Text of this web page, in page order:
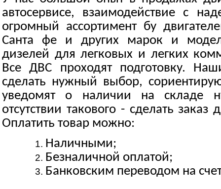
автосервисе, взаимодействие с
огромный ассортимент бу
Санта фе и других марок и
дизелей для легковых и легких
Все ДВС проходят подготовку.
сделать нужный выбор,
уведомят о наличии на складе
отсутствии такового - сделать заказ
Оплатить товар можно:
Наличными;
Безналичной оплатой;
Банковским переводом на